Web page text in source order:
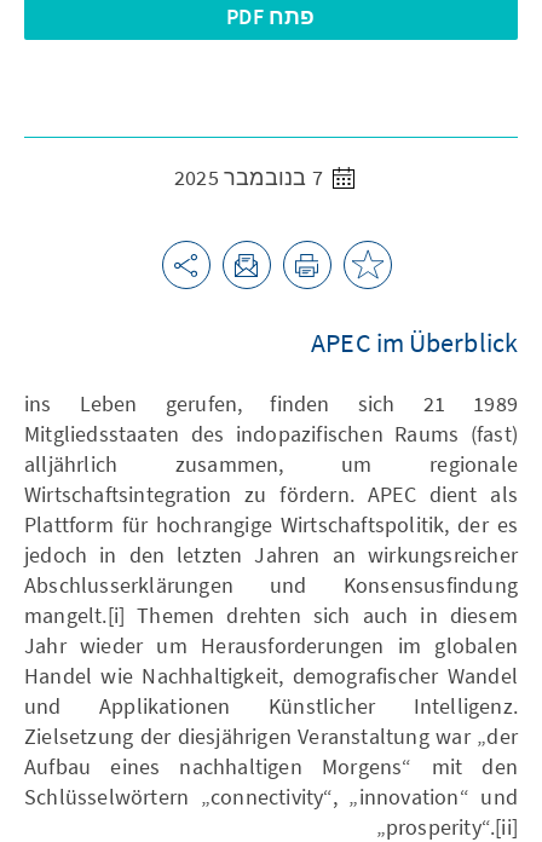
פתח PDF
7 בנובמבר 2025
APEC im Überblick
1989 ins Leben gerufen, finden sich 21
Mitgliedsstaaten des indopazifischen Raums (fast)
alljährlich zusammen, um regionale
Wirtschaftsintegration zu fördern. APEC dient als
Plattform für hochrangige Wirtschaftspolitik, der es
jedoch in den letzten Jahren an wirkungsreicher
Abschlusserklärungen und Konsensusfindung
mangelt.[i] Themen drehten sich auch in diesem
Jahr wieder um Herausforderungen im globalen
Handel wie Nachhaltigkeit, demografischer Wandel
und Applikationen Künstlicher Intelligenz.
Zielsetzung der diesjährigen Veranstaltung war „der
Aufbau eines nachhaltigen Morgens“ mit den
Schlüsselwörtern „connectivity“, „innovation“ und
„prosperity“.[ii]